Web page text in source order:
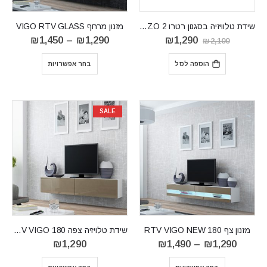
שידת טלוויזיה בסגנון רטרו KENZO 2
₪2,100
המחיר
המקורי
היה:
₪2,100.
₪1,290
הוספה לסל
מזנון מרחף VIGO RTV GLASS
₪1,290
–
₪1,450
בחר אפשרויות
מזנון צף RTV VIGO NEW 180
₪1,290
–
₪1,490
SALE
שידת טלויזיה צפה RTV VIGO 180
₪1,290